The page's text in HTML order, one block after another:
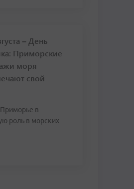
– День
Приморские
моря
свой
в
роль в морских